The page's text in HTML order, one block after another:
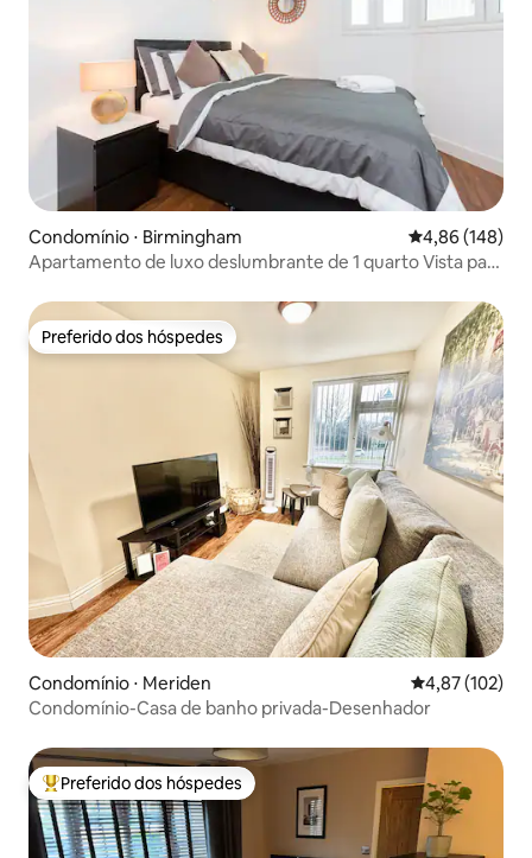
Condomínio ⋅ Birmingham 4,86 de uma
4,86 (148)
Apartamento de luxo deslumbrante de 1 quarto Vista para
Preferido dos hóspedes
Preferido dos hóspedes
Condomínio ⋅ Meriden 4,87 de uma
4,87 (102)
Condomínio-Casa de banho privada-Desenhador
Entre os melhores preferidos dos hóspedes
Preferido dos hóspedes